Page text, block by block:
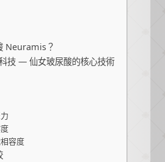
Neuramis？
技 — 仙女玻尿酸的核心技術
容度